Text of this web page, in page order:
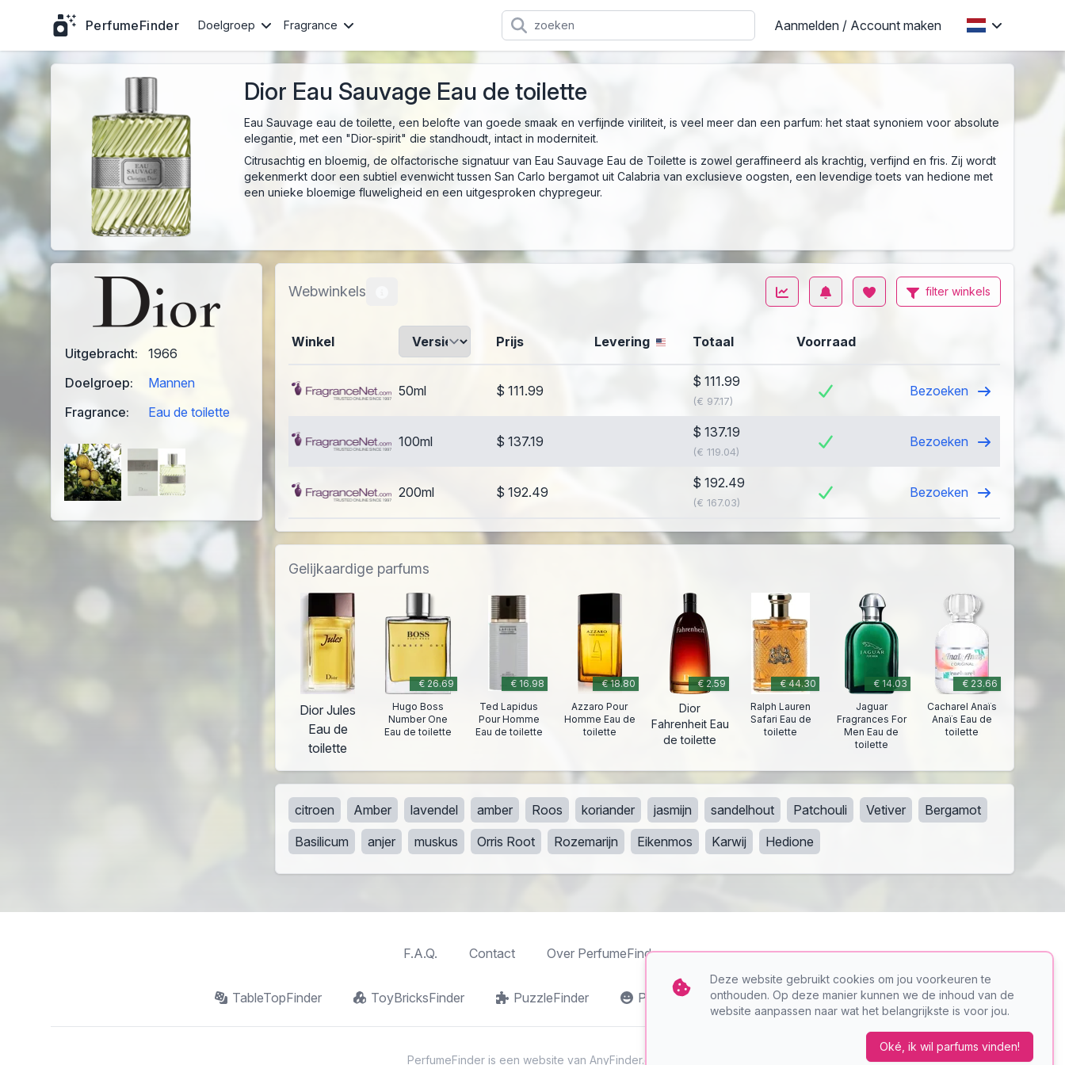
PerfumeFinder Doelgroep Fragrance Aanmelden / Account maken
Dior Eau Sauvage Eau de toilette
Eau Sauvage eau de toilette, een belofte van goede smaak en verfijnde viriliteit, is veel meer dan een parfum: het staat synoniem voor absolute
elegantie, met een "Dior-spirit" die standhoudt, intact in moderniteit.
Citrusachtig en bloemig, de olfactorische signatuur van Eau Sauvage Eau de Toilette is zowel geraffineerd als krachtig, verfijnd en fris. Zij wordt
gekenmerkt door een subtiel evenwicht tussen San Carlo bergamot uit Calabria van exclusieve oogsten, een levendige toets van hedione met
een unieke bloemige fluweligheid en een uitgesproken chypregeur.
Uitgebracht:
1966
Doelgroep:
Mannen
Fragrance:
Eau de toilette
Webwinkels filter winkels
Winkel Prijs Levering Totaal Voorraad
50ml $ 111.99
$ 111.99
(€ 97.17)
Bezoeken
100ml $ 137.19
$ 137.19
(€ 119.04)
Bezoeken
200ml $ 192.49
$ 192.49
(€ 167.03)
Bezoeken
Gelijkaardige parfums
Dior Jules
Eau de
toilette
€ 26.69
Hugo Boss
Number One
Eau de toilette
€ 16.98
Ted Lapidus
Pour Homme
Eau de toilette
€ 18.80
Azzaro Pour
Homme Eau de
toilette
€ 2.59
Dior
Fahrenheit Eau
de toilette
€ 44.30
Ralph Lauren
Safari Eau de
toilette
€ 14.03
Jaguar
Fragrances For
Men Eau de
toilette
€ 23.66
Cacharel Anaïs
Anaïs Eau de
toilette
citroen Amber lavendel amber Roos koriander jasmijn sandelhout Patchouli Vetiver
Bergamot
Basilicum
anjer muskus Orris Root Rozemarijn Eikenmos Karwij Hedione
F.A.Q. Contact Over PerfumeFinder
TableTopFinder ToyBricksFinder PuzzleFinder PlaymoFinder PerfumeFinder
PerfumeFinder is een website van AnyFinder.eu
Deze website gebruikt cookies om jou voorkeuren te
onthouden. Op deze manier kunnen we de inhoud van de
website aanpassen naar wat het belangrijkste is voor jou.
Oké, ik wil parfums vinden!